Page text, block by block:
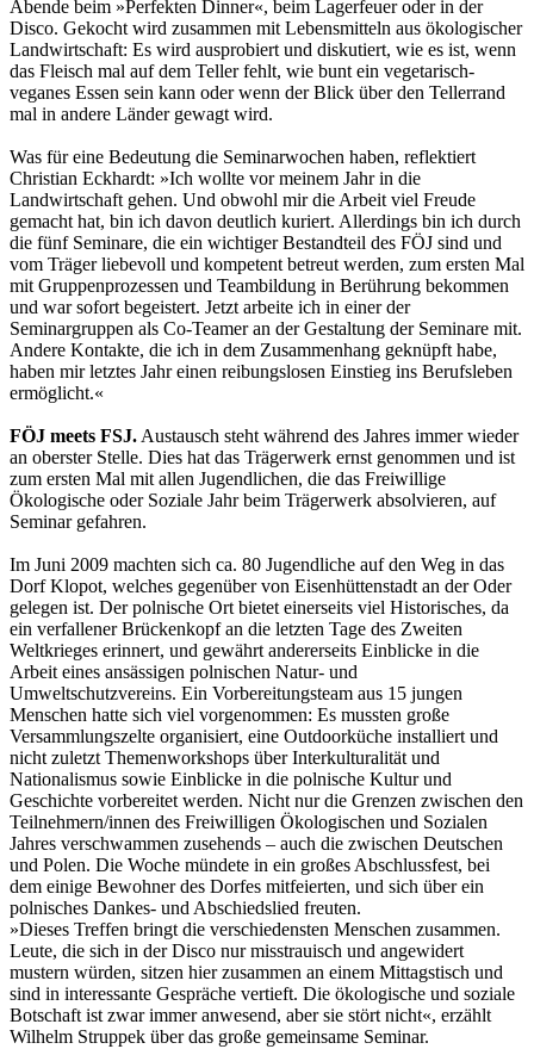
Abende beim »Perfekten Dinner«, beim Lagerfeuer oder in der
Disco. Gekocht wird zusammen mit Lebensmitteln aus ökologischer
Landwirtschaft: Es wird ausprobiert und diskutiert, wie es ist, wenn
das Fleisch mal auf dem Teller fehlt, wie bunt ein vegetarisch-
veganes Essen sein kann oder wenn der Blick über den Tellerrand
mal in andere Länder gewagt wird.
Was für eine Bedeutung die Seminarwochen haben, reflektiert
Christian Eckhardt: »Ich wollte vor meinem Jahr in die
Landwirtschaft gehen. Und obwohl mir die Arbeit viel Freude
gemacht hat, bin ich davon deutlich kuriert. Allerdings bin ich durch
die fünf Seminare, die ein wichtiger Bestandteil des FÖJ sind und
vom Träger liebevoll und kompetent betreut werden, zum ersten Mal
mit Gruppenprozessen und Teambildung in Berührung bekommen
und war sofort begeistert. Jetzt arbeite ich in einer der
Seminargruppen als Co-Teamer an der Gestaltung der Seminare mit.
Andere Kontakte, die ich in dem Zusammenhang geknüpft habe,
haben mir letztes Jahr einen reibungslosen Einstieg ins Berufsleben
ermöglicht.«
FÖJ meets FSJ. Austausch steht während des Jahres immer wieder
an oberster Stelle. Dies hat das Trägerwerk ernst genommen und ist
zum ersten Mal mit allen Jugendlichen, die das Freiwillige
Ökologische oder Soziale Jahr beim Trägerwerk absolvieren, auf
Seminar gefahren.
Im Juni 2009 machten sich ca. 80 Jugendliche auf den Weg in das
Dorf Klopot, welches gegenüber von Eisenhüttenstadt an der Oder
gelegen ist. Der polnische Ort bietet einerseits viel Historisches, da
ein verfallener Brückenkopf an die letzten Tage des Zweiten
Weltkrieges erinnert, und gewährt andererseits Einblicke in die
Arbeit eines ansässigen polnischen Natur- und
Umweltschutzvereins. Ein Vorbereitungsteam aus 15 jungen
Menschen hatte sich viel vorgenommen: Es mussten große
Versammlungszelte organisiert, eine Outdoorküche installiert und
nicht zuletzt Themenworkshops über Interkulturalität und
Nationalismus sowie Einblicke in die polnische Kultur und
Geschichte vorbereitet werden. Nicht nur die Grenzen zwischen den
Teilnehmern/innen des Freiwilligen Ökologischen und Sozialen
Jahres verschwammen zusehends – auch die zwischen Deutschen
und Polen. Die Woche mündete in ein großes Abschlussfest, bei
dem einige Bewohner des Dorfes mitfeierten, und sich über ein
polnisches Dankes- und Abschiedslied freuten.
»Dieses Treffen bringt die verschiedensten Menschen zusammen.
Leute, die sich in der Disco nur misstrauisch und angewidert
mustern würden, sitzen hier zusammen an einem Mittagstisch und
sind in interessante Gespräche vertieft. Die ökologische und soziale
Botschaft ist zwar immer anwesend, aber sie stört nicht«, erzählt
Wilhelm Struppek über das große gemeinsame Seminar.